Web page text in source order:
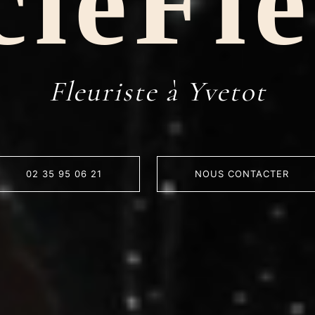
Fleuriste à Yvetot
02 35 95 06 21 NOUS CONTACTER